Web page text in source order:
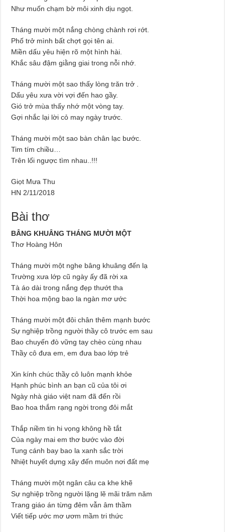
Như muốn chạm bờ môi xinh dịu ngọt.
Tháng mười một nắng chòng chành rơi rớt.
Phố trở mình bất chợt gọi tên ai.
Miền dấu yêu hiện rõ một hình hài.
Khắc sâu đậm giằng giai trong nỗi nhớ.
Tháng mười một sao thấy lòng trăn trở .
Dấu yêu xưa vời vợi đến hao gầy.
Gió trở mùa thấy nhớ một vòng tay.
Gợi nhắc lại lời cỏ may ngày trước.
Tháng mười một sao bàn chân lạc bước.
Tim tím chiều…
Trên lối ngược tìm nhau..!!!
Giọt Mưa Thu
HN 2/11/2018
Bài thơ
BÂNG KHUÂNG THÁNG MƯỜI MỘT
Thơ Hoàng Hôn
Tháng mười một nghe bâng khuâng đến lạ
Trường xưa lớp cũ ngày ấy đã rời xa
Tà áo dài trong nắng đẹp thướt tha
Thời hoa mộng bao la ngàn mơ ước
Tháng mười một đôi chân thêm mạnh bước
Sự nghiệp trồng người thầy cô trước em sau
Bao chuyến đò vững tay chèo cùng nhau
Thầy cô đưa em, em đưa bao lớp trẻ
Xin kính chúc thầy cô luôn mạnh khỏe
Hạnh phúc bình an bạn cũ của tôi ơi
Ngày nhà giáo việt nam đã đến rồi
Bao hoa thắm rạng ngời trong đôi mắt
Thắp niềm tin hi vọng không hề tắt
Của ngày mai em thơ bước vào đời
Tung cánh bay bao la xanh sắc trời
Nhiệt huyết dựng xây đến muôn nơi đất mẹ
Tháng mười một ngân câu ca khe khẽ
Sự nghiệp trồng người lặng lẽ mãi trăm năm
Trang giáo án từng đêm vẫn âm thầm
Viết tiếp ước mơ ươm mầm tri thức